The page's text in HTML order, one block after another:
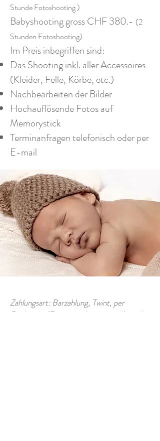
Stunde Fotoshooting )
Babyshooting gross CHF 380.- (2
Stunden Fotoshooting)
Im Preis inbegriffen sind:
Das Shooting inkl. aller Accessoires
(Kleider, Felle, Körbe, etc.)
Nachbearbeiten der Bilder
Hochauflösende Fotos auf
Memorystick
Terminanfragen telefonisch oder per
E-mail
Zahlungsart: Barzahlung, Twint, per
Rechnung (Fotos werden zugestellt nach